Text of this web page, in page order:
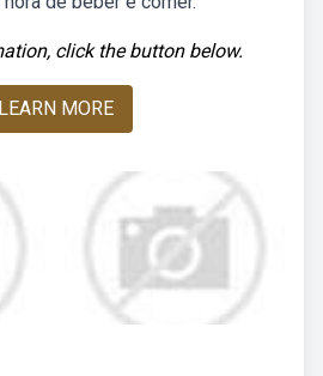
click the button below.
LEARN MORE